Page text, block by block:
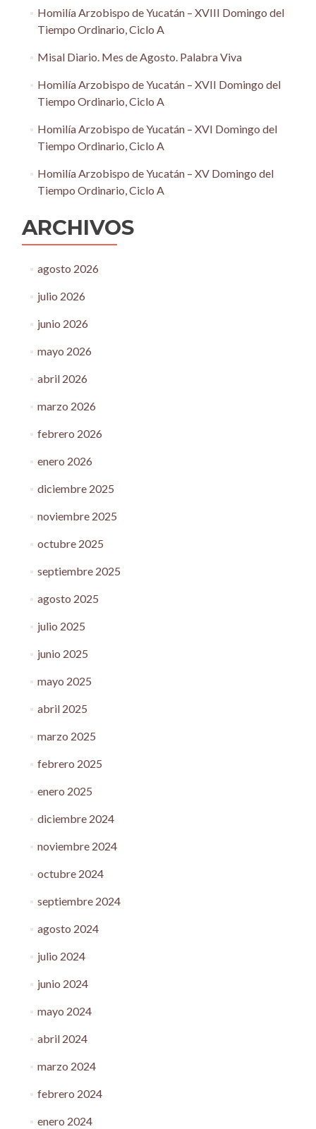
Homilía Arzobispo de Yucatán – XVIII Domingo del
Tiempo Ordinario, Ciclo A
Misal Diario. Mes de Agosto. Palabra Viva
Homilía Arzobispo de Yucatán – XVII Domingo del
Tiempo Ordinario, Ciclo A
Homilía Arzobispo de Yucatán – XVI Domingo del
Tiempo Ordinario, Ciclo A
Homilía Arzobispo de Yucatán – XV Domingo del
Tiempo Ordinario, Ciclo A
ARCHIVOS
agosto 2026
julio 2026
junio 2026
mayo 2026
abril 2026
marzo 2026
febrero 2026
enero 2026
diciembre 2025
noviembre 2025
octubre 2025
septiembre 2025
agosto 2025
julio 2025
junio 2025
mayo 2025
abril 2025
marzo 2025
febrero 2025
enero 2025
diciembre 2024
noviembre 2024
octubre 2024
septiembre 2024
agosto 2024
julio 2024
junio 2024
mayo 2024
abril 2024
marzo 2024
febrero 2024
enero 2024